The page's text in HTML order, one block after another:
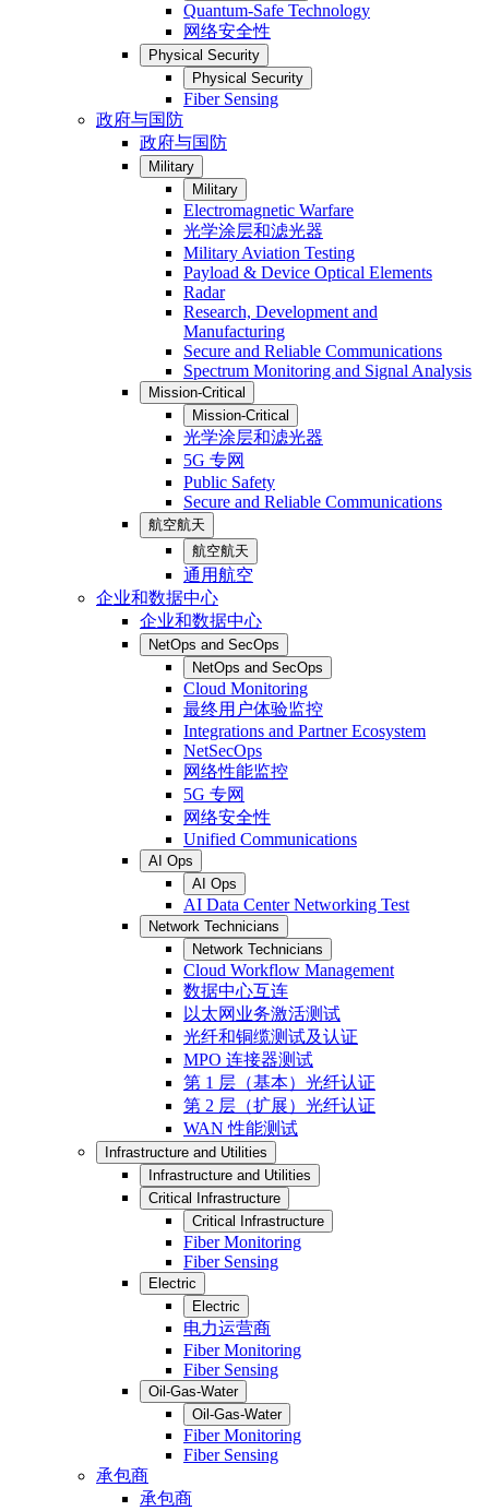
Quantum-Safe Technology
网络安全性
Physical Security
Physical Security
Fiber Sensing
政府与国防
政府与国防
Military
Military
Electromagnetic Warfare
光学涂层和滤光器
Military Aviation Testing
Payload & Device Optical Elements
Radar
Research, Development and
Manufacturing
Secure and Reliable Communications
Spectrum Monitoring and Signal Analysis
Mission-Critical
Mission-Critical
光学涂层和滤光器
5G 专网
Public Safety
Secure and Reliable Communications
航空航天
航空航天
通用航空
企业和数据中心
企业和数据中心
NetOps and SecOps
NetOps and SecOps
Cloud Monitoring
最终用户体验监控
Integrations and Partner Ecosystem
NetSecOps
网络性能监控
5G 专网
网络安全性
Unified Communications
AI Ops
AI Ops
AI Data Center Networking Test
Network Technicians
Network Technicians
Cloud Workflow Management
数据中心互连
以太网业务激活测试
光纤和铜缆测试及认证
MPO 连接器测试
第 1 层（基本）光纤认证
第 2 层（扩展）光纤认证
WAN 性能测试
Infrastructure and Utilities
Infrastructure and Utilities
Critical Infrastructure
Critical Infrastructure
Fiber Monitoring
Fiber Sensing
Electric
Electric
电力运营商
Fiber Monitoring
Fiber Sensing
Oil-Gas-Water
Oil-Gas-Water
Fiber Monitoring
Fiber Sensing
承包商
承包商